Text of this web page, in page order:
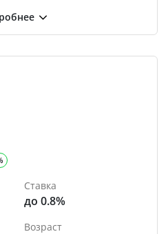
Ставка
до 0.8%
Возраст